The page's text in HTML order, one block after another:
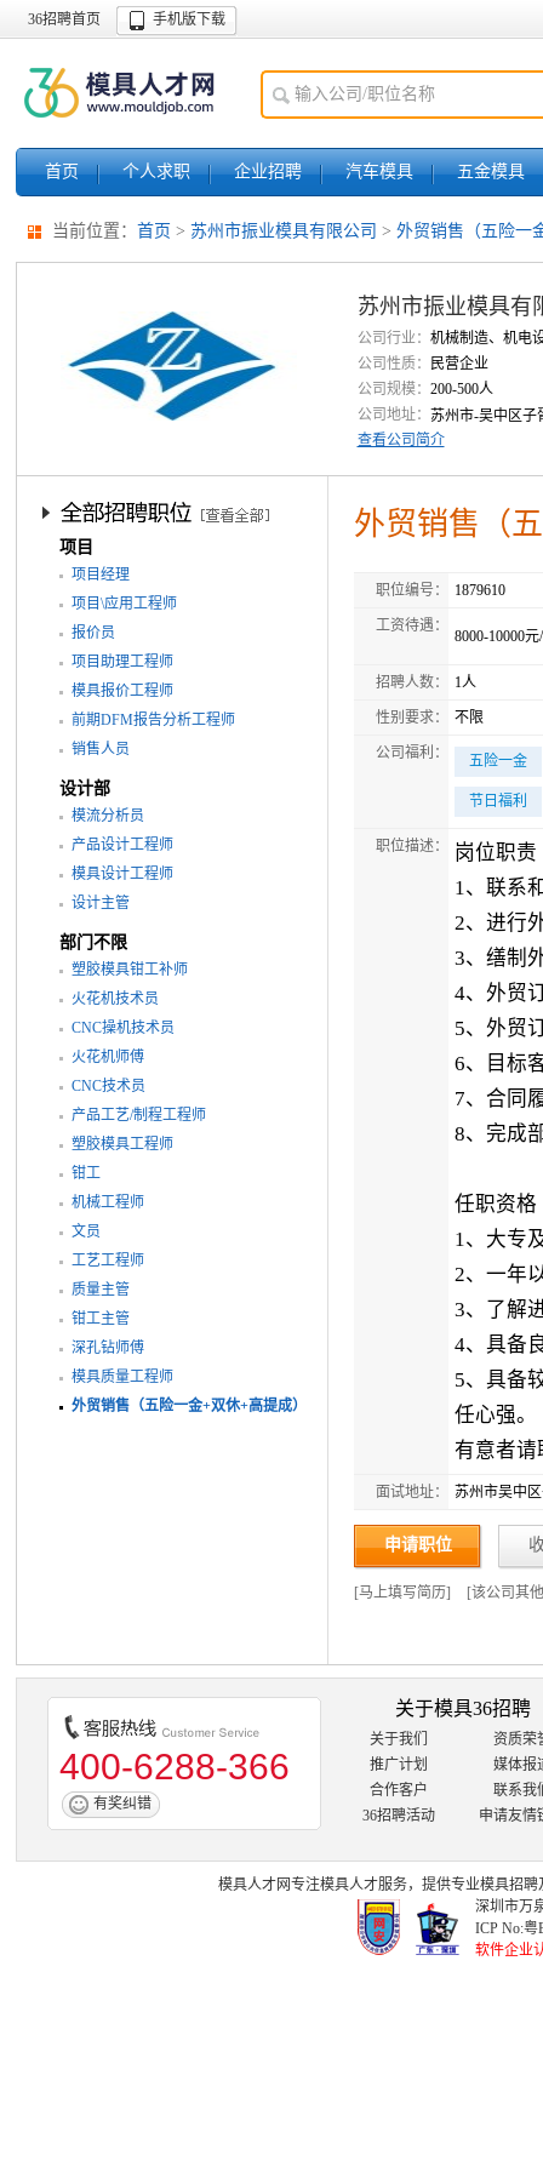
36招聘首页 手机版下载
首页 个人求职 企业招聘 汽车模具 五金模具
当前位置： 首页 > 苏州市振业模具有限公司 > 外贸销售（五险一
苏州市振业模具有
公司行业： 机械制造、机电
公司性质：
民营企业
公司规模： 200-500人
公司地址： 苏州市-吴中区子
查看公司简介
项目
项目经理
项目\应用工程师
报价员
项目助理工程师
模具报价工程师
前期DFM报告分析工程师
销售人员
设计部
模流分析员
产品设计工程师
模具设计工程师
设计主管
部门不限
塑胶模具钳工补师
火花机技术员
CNC操机技术员
火花机师傅
CNC技术员
产品工艺/制程工程师
塑胶模具工程师
钳工
机械工程师
文员
工艺工程师
质量主管
钳工主管
深孔钻师傅
模具质量工程师
外贸销售（五险一金+双休+高提成）
外贸销售（
职位编号： 1879610
工资待遇：
8000-10000元
招聘人数： 1人
性别要求： 不限
公司福利： 五险一金
节日福利
职位描述：
岗位职责
1、联系
2、进行
3、缮制
4、外贸
5、外贸
6、目标
7、合同
8、完成
任职资格
1、大专
2、一年
3、了解
4、具备
5、具备
任心强。
有意者请
面试地址： 苏州市吴中区
申请职位
[马上填写简历] [该公司其
400-6288-366
有奖纠错
关于模具36招聘
关于我们
资质荣
推广计划
媒体报
合作客户
联系我
36招聘活动
申请友情
模具人才网专注模具人才服务，提供专业模具招聘
深圳市万
ICP No:粤
软件企业